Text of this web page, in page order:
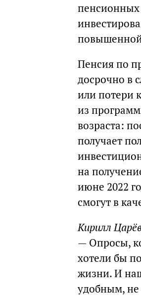
пенсионных
Пенсия по
досрочно в
или потери
из
возраста:
получает
на
июне 2022
смогут в
Кирилл
— Опросы,
хотели бы
жизни. И
удобным,